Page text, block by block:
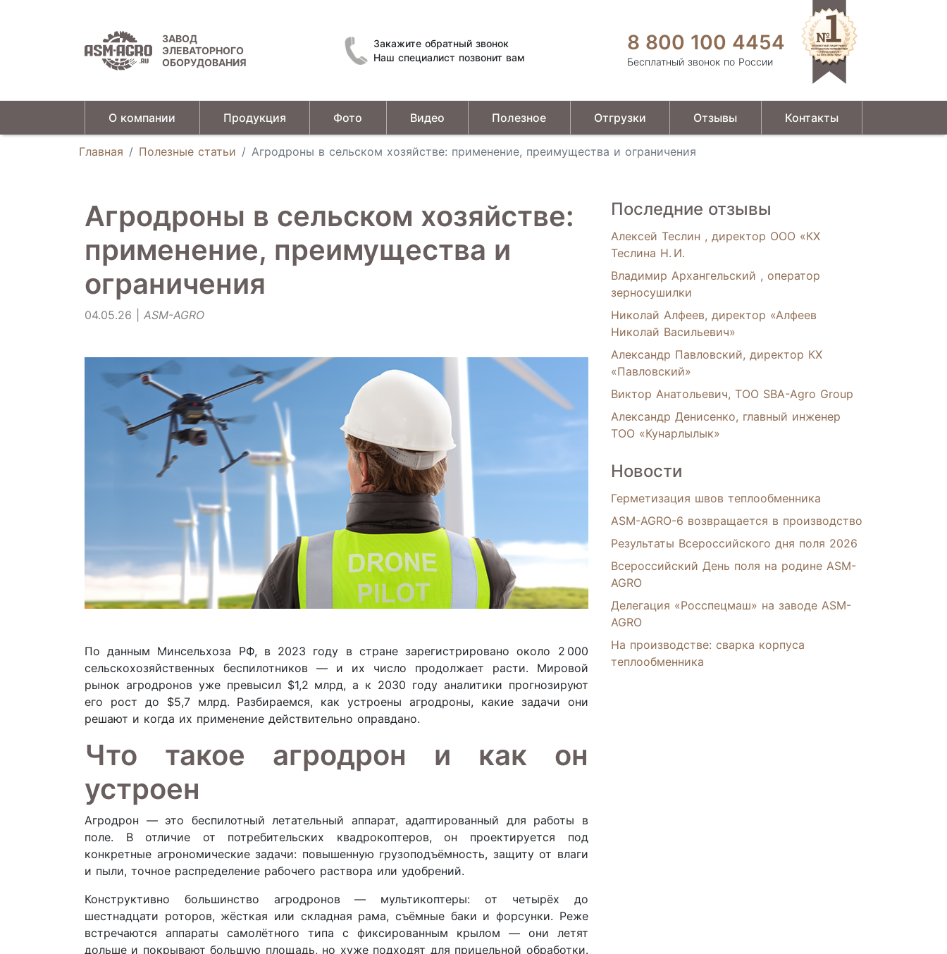
ЗАВОД
ЭЛЕВАТОРНОГО
ОБОРУДОВАНИЯ
Закажите обратный звонок
Наш специалист позвонит вам
8 800 100 4454
Бесплатный звонок по России
О компании Продукция Фото Видео Полезное Отгрузки Отзывы Контакты
Главная Полезные статьи Агродроны в сельском хозяйстве: применение, преимущества и ограничения
Агродроны в сельском хозяйстве:
применение, преимущества и
ограничения
04.05.26 | ASM-AGRO
По данным Минсельхоза РФ, в 2023 году в стране зарегистрировано около 2 000
сельскохозяйственных беспилотников — и их число продолжает расти. Мировой
рынок агродронов уже превысил $1,2 млрд, а к 2030 году аналитики прогнозируют
его рост до $5,7 млрд. Разбираемся, как устроены агродроны, какие задачи они
решают и когда их применение действительно оправдано.
Что такое агродрон и как он
устроен
Агродрон — это беспилотный летательный аппарат, адаптированный для работы в
поле. В отличие от потребительских квадрокоптеров, он проектируется под
конкретные агрономические задачи: повышенную грузоподъёмность, защиту от влаги
и пыли, точное распределение рабочего раствора или удобрений.
Конструктивно большинство агродронов — мультикоптеры: от четырёх до
шестнадцати роторов, жёсткая или складная рама, съёмные баки и форсунки. Реже
встречаются аппараты самолётного типа с фиксированным крылом — они летят
дольше и покрывают большую площадь, но хуже подходят для прицельной обработки.
Последние отзывы
Алексей Теслин , директор ООО «КХ
Теслина Н. И.
Владимир Архангельский , оператор
зерносушилки
Николай Алфеев, директор «Алфеев
Николай Васильевич»
Александр Павловский, директор КХ
«Павловский»
Виктор Анатольевич, ТОО SBA-Agro Group
Александр Денисенко, главный инженер
ТОО «Кунарлылык»
Новости
Герметизация швов теплообменника
ASM-AGRO-6 возвращается в производство
Результаты Всероссийского дня поля 2026
Всероссийский День поля на родине ASM-
AGRO
Делегация «Росспецмаш» на заводе ASM-
AGRO
На производстве: сварка корпуса
теплообменника